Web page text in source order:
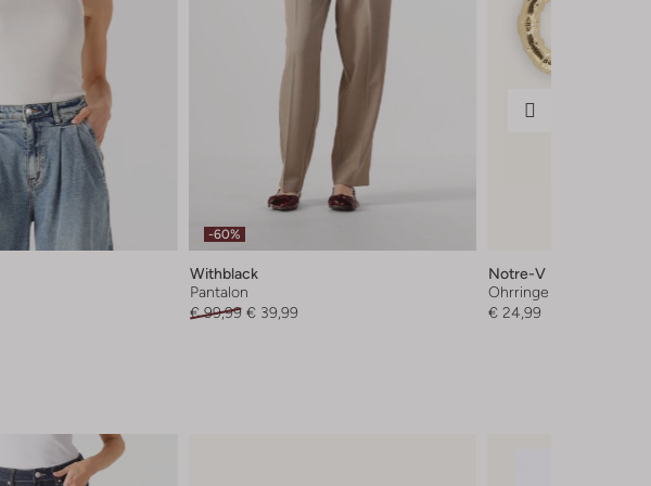
-60%
Withblack
Pantalon
€ 99,99 € 39,99
Notre-V
Ohrringe
€ 24,99